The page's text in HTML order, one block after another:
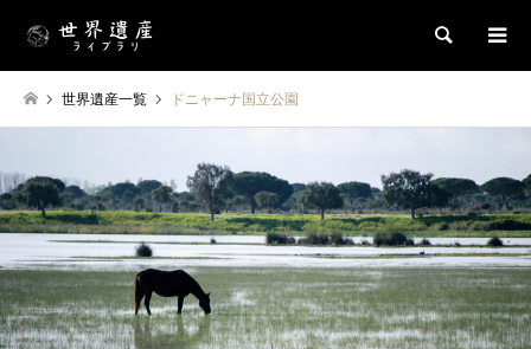
検索
世界遺産一覧 ドニャーナ国立公園